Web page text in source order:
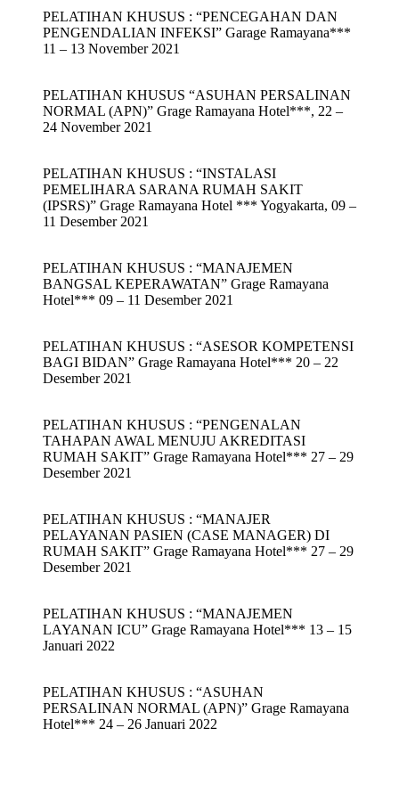
PELATIHAN KHUSUS : “PENCEGAHAN DAN
PENGENDALIAN INFEKSI” Garage Ramayana***
11 – 13 November 2021
PELATIHAN KHUSUS “ASUHAN PERSALINAN
NORMAL (APN)” Grage Ramayana Hotel***, 22 –
24 November 2021
PELATIHAN KHUSUS : “INSTALASI
PEMELIHARA SARANA RUMAH SAKIT
(IPSRS)” Grage Ramayana Hotel *** Yogyakarta, 09 –
11 Desember 2021
PELATIHAN KHUSUS : “MANAJEMEN
BANGSAL KEPERAWATAN” Grage Ramayana
Hotel*** 09 – 11 Desember 2021
PELATIHAN KHUSUS : “ASESOR KOMPETENSI
BAGI BIDAN” Grage Ramayana Hotel*** 20 – 22
Desember 2021
PELATIHAN KHUSUS : “PENGENALAN
TAHAPAN AWAL MENUJU AKREDITASI
RUMAH SAKIT” Grage Ramayana Hotel*** 27 – 29
Desember 2021
PELATIHAN KHUSUS : “MANAJER
PELAYANAN PASIEN (CASE MANAGER) DI
RUMAH SAKIT” Grage Ramayana Hotel*** 27 – 29
Desember 2021
PELATIHAN KHUSUS : “MANAJEMEN
LAYANAN ICU” Grage Ramayana Hotel*** 13 – 15
Januari 2022
PELATIHAN KHUSUS : “ASUHAN
PERSALINAN NORMAL (APN)” Grage Ramayana
Hotel*** 24 – 26 Januari 2022